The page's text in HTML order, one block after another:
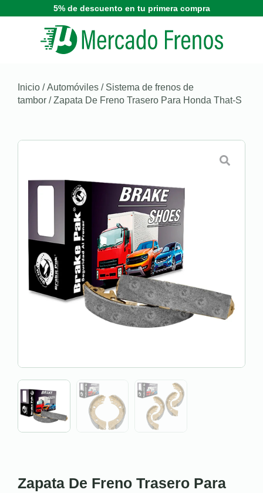
5% de descuento en tu primera compra
Inicio /Automóviles / Sistema de frenos de
tambor / Zapata De Freno Trasero Para Honda That-S
Zapata De Freno Trasero Para